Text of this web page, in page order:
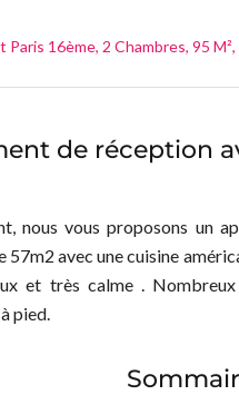
16ème, 2 Chambres, 95 M²,
de réception
nous vous proposons un
avec une cuisine
et très calme .
pied.